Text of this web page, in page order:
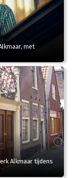
met
Alkmaar tijdens